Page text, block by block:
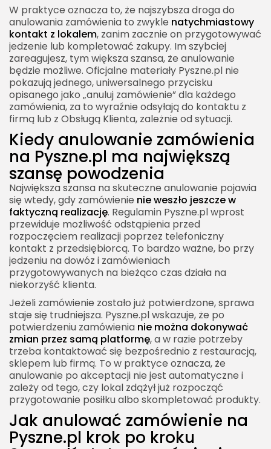
W praktyce oznacza to, że najszybsza droga do
anulowania zamówienia to zwykle natychmiastowy
kontakt z lokalem, zanim zacznie on przygotowywać
jedzenie lub kompletować zakupy. Im szybciej
zareagujesz, tym większa szansa, że anulowanie
będzie możliwe. Oficjalne materiały Pyszne.pl nie
pokazują jednego, uniwersalnego przycisku
opisanego jako „anuluj zamówienie” dla każdego
zamówienia, za to wyraźnie odsyłają do kontaktu z
firmą lub z Obsługą Klienta, zależnie od sytuacji.
Kiedy anulowanie zamówienia
na Pyszne.pl ma największą
szansę powodzenia
Największa szansa na skuteczne anulowanie pojawia
się wtedy, gdy zamówienie nie weszło jeszcze w
faktyczną realizację. Regulamin Pyszne.pl wprost
przewiduje możliwość odstąpienia przed
rozpoczęciem realizacji poprzez telefoniczny
kontakt z przedsiębiorcą. To bardzo ważne, bo przy
jedzeniu na dowóz i zamówieniach
przygotowywanych na bieżąco czas działa na
niekorzyść klienta.
Jeżeli zamówienie zostało już potwierdzone, sprawa
staje się trudniejsza. Pyszne.pl wskazuje, że po
potwierdzeniu zamówienia nie można dokonywać
zmian przez samą platformę, a w razie potrzeby
trzeba kontaktować się bezpośrednio z restauracją,
sklepem lub firmą. To w praktyce oznacza, że
anulowanie po akceptacji nie jest automatyczne i
zależy od tego, czy lokal zdążył już rozpocząć
przygotowanie posiłku albo skompletować produkty.
Jak anulować zamówienie na
Pyszne.pl krok po kroku